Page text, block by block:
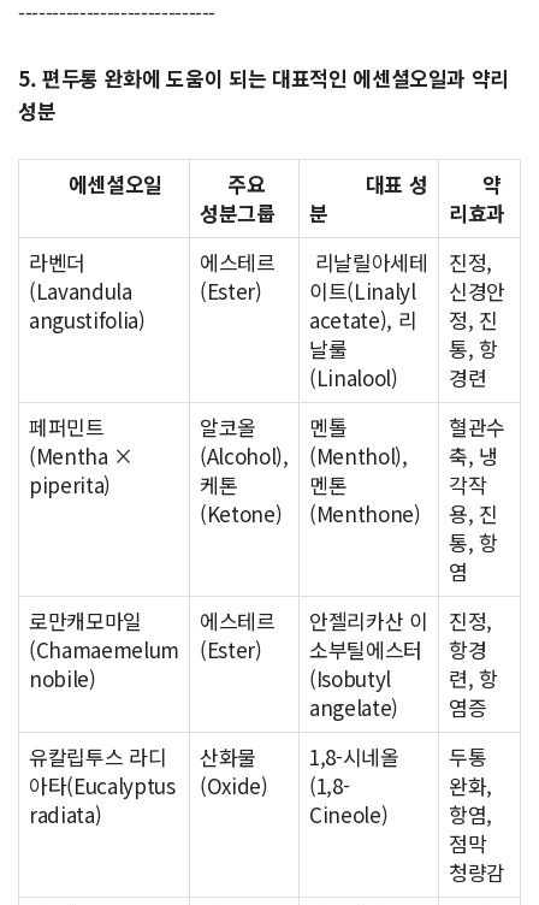
-----------------------------
5. 편두통 완화에 도움이 되는 대표적인 에센셜오일과 약리
성분
에센셜오일
주요
성분그룹
대표 성
분
약
리효과
라벤더
(Lavandula
angustifolia)
에스테르
(Ester)
리날릴아세테
이트(Linalyl
acetate), 리
날룰
(Linalool)
진정,
신경안
정, 진
통, 항
경련
페퍼민트
(Mentha ×
piperita)
알코올
(Alcohol),
케톤
(Ketone)
멘톨
(Menthol),
멘톤
(Menthone)
혈관수
축, 냉
각작
용, 진
통, 항
염
로만캐모마일
(Chamaemelum
nobile)
에스테르
(Ester)
안젤리카산 이
소부틸에스터
(Isobutyl
angelate)
진정,
항경
련, 항
염증
유칼립투스 라디
아타(Eucalyptus
radiata)
산화물
(Oxide)
1,8-시네올
(1,8-
Cineole)
두통
완화,
항염,
점막
청량감